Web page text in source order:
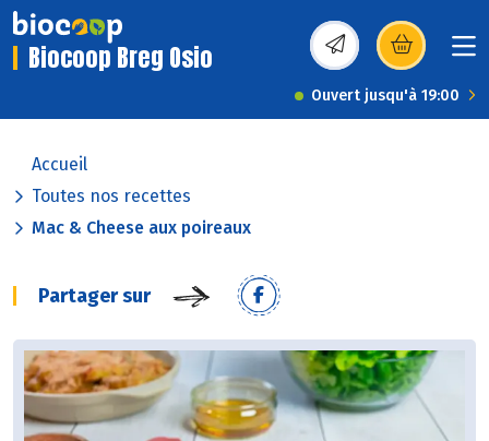
Biocoop Breg Osio (s’ouvre dans une
Ouvert jusqu'à 19:00
Accueil
Toutes nos recettes
Mac & Cheese aux poireaux
Partager sur